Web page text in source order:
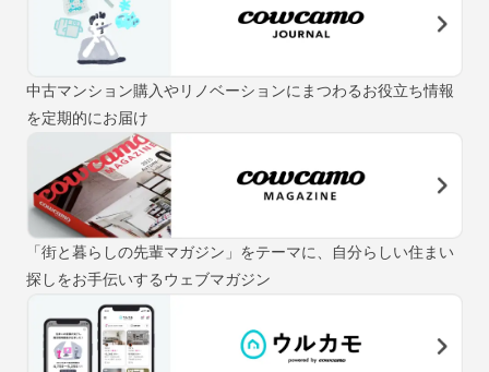
中古マンション購入やリノベーションにまつわるお役立ち情報
を定期的にお届け
「街と暮らしの先輩マガジン」をテーマに、自分らしい住まい
探しをお手伝いするウェブマガジン